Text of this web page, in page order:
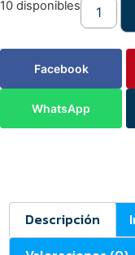
10 disponibles
Facebook
WhatsApp
Descripción